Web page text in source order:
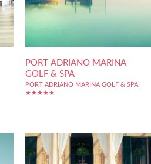
PORT ADRIANO MARINA
GOLF & SPA
PORT ADRIANO MARINA GOLF & SPA
★★★★★